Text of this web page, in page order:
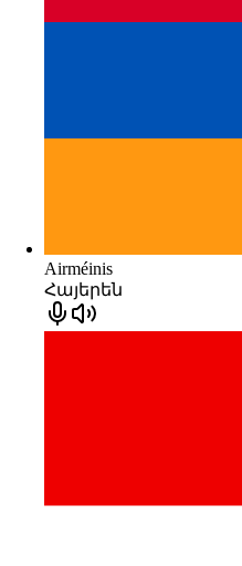
Airméinis
Հայերեն